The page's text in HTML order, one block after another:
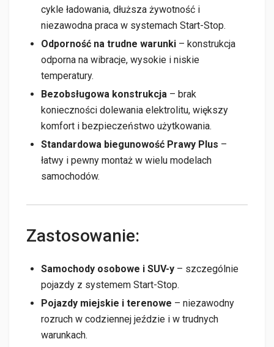
cykle ładowania, dłuższa żywotność i
niezawodna praca w systemach Start-Stop.
Odporność na trudne warunki – konstrukcja
odporna na wibracje, wysokie i niskie
temperatury.
Bezobsługowa konstrukcja – brak
konieczności dolewania elektrolitu, większy
komfort i bezpieczeństwo użytkowania.
Standardowa biegunowość Prawy Plus –
łatwy i pewny montaż w wielu modelach
samochodów.
Zastosowanie:
Samochody osobowe i SUV-y – szczególnie
pojazdy z systemem Start-Stop.
Pojazdy miejskie i terenowe – niezawodny
rozruch w codziennej jeździe i w trudnych
warunkach.